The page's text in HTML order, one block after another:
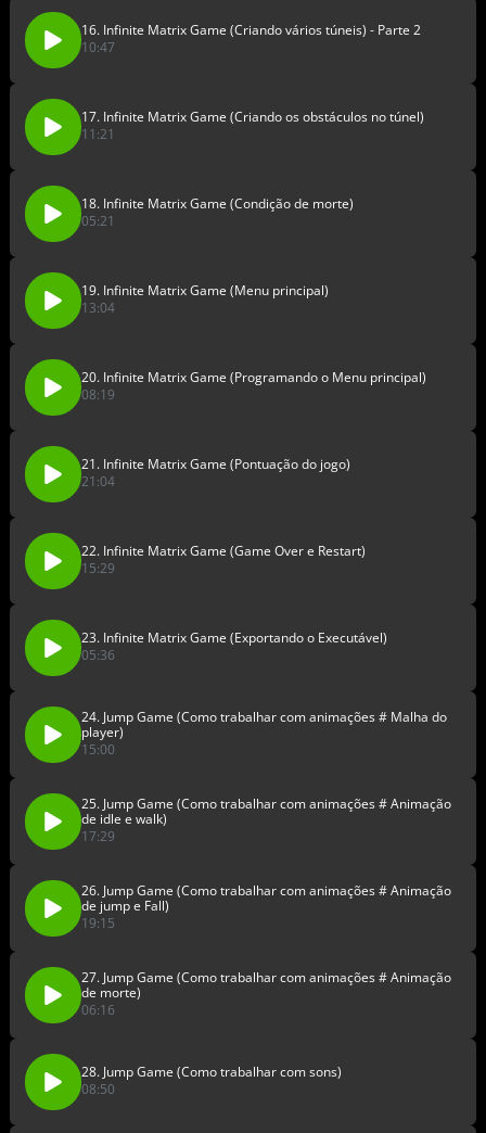
16. Infinite Matrix Game (Criando vários túneis) - Parte 2
10:47
17. Infinite Matrix Game (Criando os obstáculos no túnel)
11:21
18. Infinite Matrix Game (Condição de morte)
05:21
19. Infinite Matrix Game (Menu principal)
13:04
20. Infinite Matrix Game (Programando o Menu principal)
08:19
21. Infinite Matrix Game (Pontuação do jogo)
21:04
22. Infinite Matrix Game (Game Over e Restart)
15:29
23. Infinite Matrix Game (Exportando o Executável)
05:36
24. Jump Game (Como trabalhar com animações # Malha do
player)
15:00
25. Jump Game (Como trabalhar com animações # Animação
de idle e walk)
17:29
26. Jump Game (Como trabalhar com animações # Animação
de jump e Fall)
19:15
27. Jump Game (Como trabalhar com animações # Animação
de morte)
06:16
28. Jump Game (Como trabalhar com sons)
08:50